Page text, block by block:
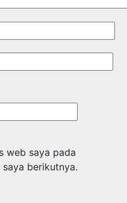
web saya pada
berikutnya.